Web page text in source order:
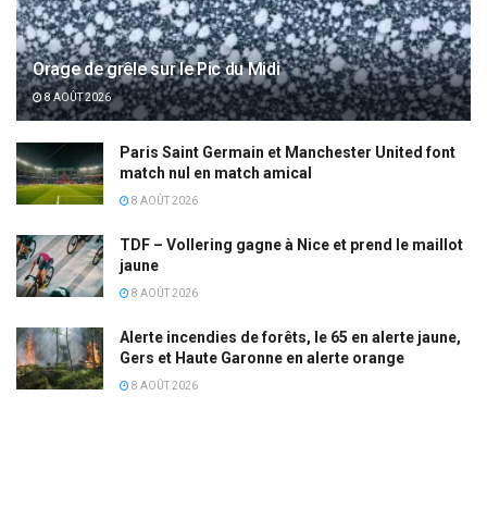
Orage de grêle sur le Pic du Midi
8 AOÛT 2026
Paris Saint Germain et Manchester United font
match nul en match amical
8 AOÛT 2026
TDF – Vollering gagne à Nice et prend le maillot
jaune
8 AOÛT 2026
Alerte incendies de forêts, le 65 en alerte jaune,
Gers et Haute Garonne en alerte orange
8 AOÛT 2026